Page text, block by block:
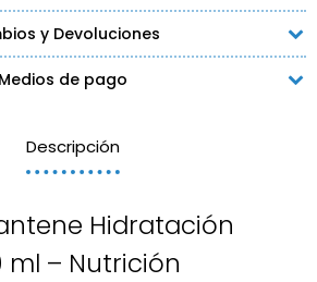
y Devoluciones
Medios de pago
Descripción
Hidratación
ml – Nutrición